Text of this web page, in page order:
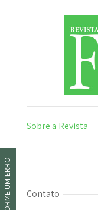
Sobre a Revista
Contato
INFORME UM ERRO